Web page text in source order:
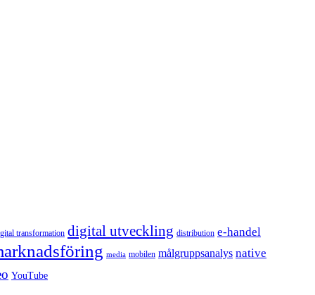
transformation digital utveckling distribution e-handel
media mobilen målgruppsanalys native
YouTube